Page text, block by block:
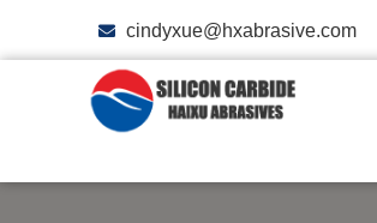
cindyxue@hxabrasive.com